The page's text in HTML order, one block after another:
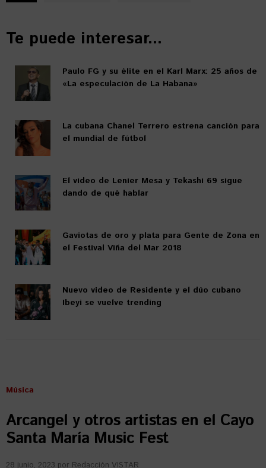
Te puede interesar...
Paulo FG y su élite en el Karl Marx: 25 años de
«La especulación de La Habana»
La cubana Chanel Terrero estrena canción para
el mundial de fútbol
El video de Lenier Mesa y Tekashi 69 sigue
dando de qué hablar
Gaviotas de oro y plata para Gente de Zona en
el Festival Viña del Mar 2018
Nuevo video de Residente y el dúo cubano
Ibeyi se vuelve trending
Música
Arcangel y otros artistas en el Cayo
Santa María Music Fest
28 junio, 2023 por Redacción VISTAR